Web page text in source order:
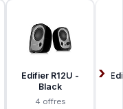
Edifier R12U -
Black
4 offres